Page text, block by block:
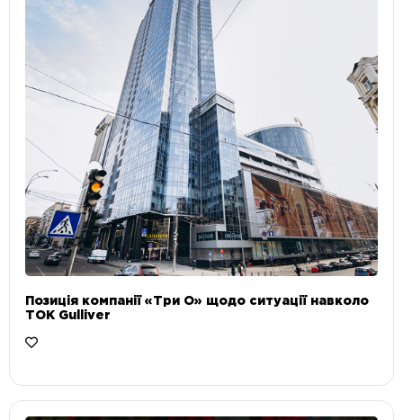
Позиція компанії «Три О» щодо ситуації навколо
ТОК Gulliver